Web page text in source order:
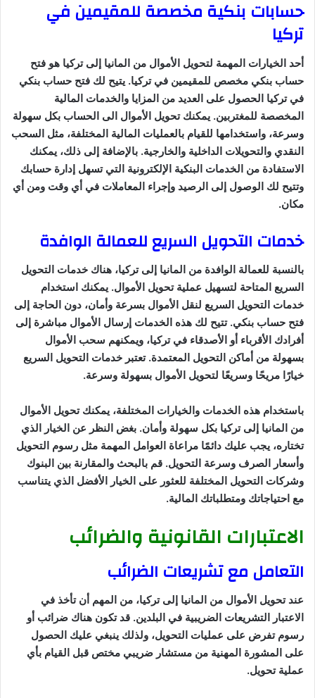
حسابات بنكية مخصصة للمقيمين في
تركيا
أحد الخيارات المهمة لتحويل الأموال من المانيا إلى تركيا هو فتح
حساب بنكي مخصص للمقيمين في تركيا. يتيح لك فتح حساب بنكي
في تركيا الحصول على العديد من المزايا والخدمات المالية
المخصصة للمغتربين. يمكنك تحويل الأموال الى الحساب بكل سهولة
وسرعة، واستخدامها للقيام بالعمليات المالية المختلفة، مثل السحب
النقدي والتحويلات الداخلية والخارجية. بالإضافة إلى ذلك، يمكنك
الاستفادة من الخدمات البنكية الإلكترونية التي تسهل إدارة حسابك
وتتيح لك الوصول إلى الرصيد وإجراء المعاملات في أي وقت ومن أي
مكان.
خدمات التحويل السريع للعمالة الوافدة
بالنسبة للعمالة الوافدة من المانيا إلى تركيا، هناك خدمات التحويل
السريع المتاحة لتسهيل عملية تحويل الأموال. يمكنك استخدام
خدمات التحويل السريع لنقل الأموال بسرعة وأمان، دون الحاجة إلى
فتح حساب بنكي. تتيح لك هذه الخدمات إرسال الأموال مباشرة إلى
أفرادك الأقرباء أو الأصدقاء في تركيا، ويمكنهم سحب الأموال
بسهولة من أماكن التحويل المعتمدة. تعتبر خدمات التحويل السريع
خيارًا مريحًا وسريعًا لتحويل الأموال بسهولة وسرعة.
باستخدام هذه الخدمات والخيارات المختلفة، يمكنك تحويل الأموال
من المانيا إلى تركيا بكل سهولة وأمان. بغض النظر عن الخيار الذي
تختاره، يجب عليك دائمًا مراعاة العوامل المهمة مثل رسوم التحويل
وأسعار الصرف وسرعة التحويل. قم بالبحث والمقارنة بين البنوك
وشركات التحويل المختلفة للعثور على الخيار الأفضل الذي يتناسب
مع احتياجاتك ومتطلباتك المالية.
الاعتبارات القانونية والضرائب
التعامل مع تشريعات الضرائب
عند تحويل الأموال من المانيا إلى تركيا، من المهم أن تأخذ في
الاعتبار التشريعات الضريبية في البلدين. قد تكون هناك ضرائب أو
رسوم تفرض على عمليات التحويل، ولذلك ينبغي عليك الحصول
على المشورة المهنية من مستشار ضريبي مختص قبل القيام بأي
عملية تحويل.